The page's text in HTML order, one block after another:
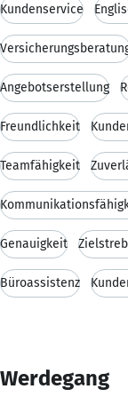
Kundenservice
Angebotserstellung
Freundlichkeit
Teamfähigkeit
Genauigkeit
Büroassistenz
Werdegang